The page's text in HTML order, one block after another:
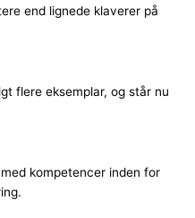
end lignede klaverer på
flere eksemplar, og står nu
kompetencer inden for